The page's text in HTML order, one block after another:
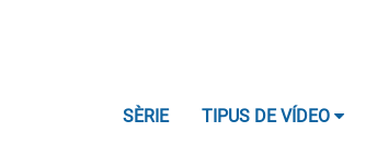
SÈRIE TIPUS DE VÍDEO